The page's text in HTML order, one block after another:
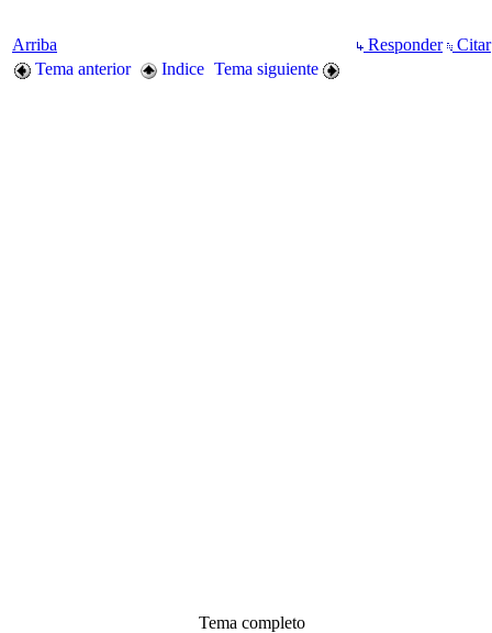
Arriba Responder
Citar
Tema anterior
Indice Tema siguiente
Tema completo